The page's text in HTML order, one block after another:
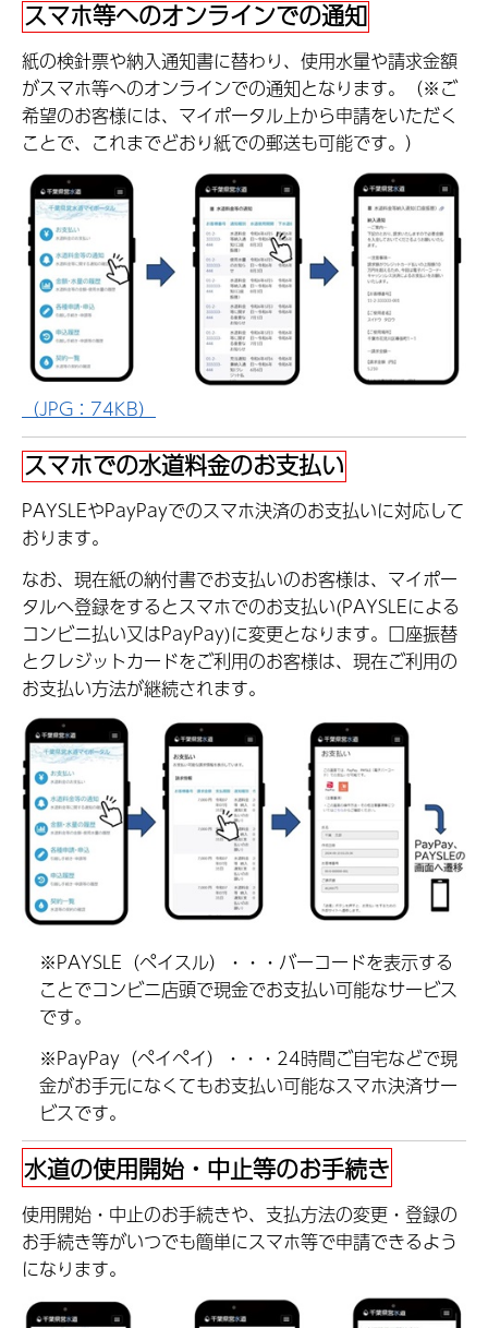
スマホ等へのオンラインでの通知
紙の検針票や納入通知書に替わり、使用水量や請求金額
がスマホ等へのオンラインでの通知となります。（※ご
希望のお客様には、マイポータル上から申請をいただく
ことで、これまでどおり紙での郵送も可能です。）
（JPG：74KB）
スマホでの水道料金のお支払い
PAYSLEやPayPayでのスマホ決済のお支払いに対応して
おります。
なお、現在紙の納付書でお支払いのお客様は、マイポー
タルへ登録をするとスマホでのお支払い(PAYSLEによる
コンビニ払い又はPayPay)に変更となります。口座振替
とクレジットカードをご利用のお客様は、現在ご利用の
お支払い方法が継続されます。
※PAYSLE（ペイスル）・・・バーコードを表示する
ことでコンビニ店頭で現金でお支払い可能なサービス
です。
※PayPay（ペイペイ）・・・24時間ご自宅などで現
金がお手元になくてもお支払い可能なスマホ決済サー
ビスです。
水道の使用開始・中止等のお手続き
使用開始・中止のお手続きや、支払方法の変更・登録の
お手続き等がいつでも簡単にスマホ等で申請できるよう
になります。